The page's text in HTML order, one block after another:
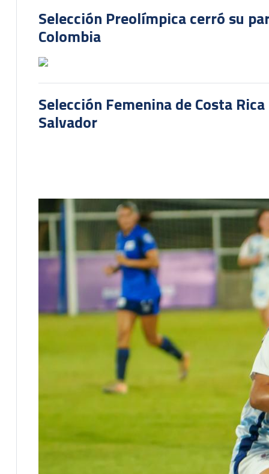
Selección Preolímpica cerró su
Colombia
Selección Femenina de Costa
Salvador